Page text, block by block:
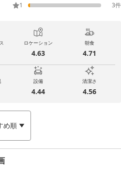
1
3件
ロケーション
4.63
朝食
4.71
設備
4.44
清潔さ
4.56
め順